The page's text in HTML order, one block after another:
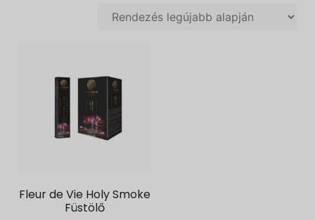
Fleur de Vie Holy Smoke
Füstölő